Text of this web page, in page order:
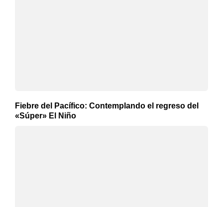
Fiebre del Pacífico: Contemplando el regreso del
«Súper» El Niño